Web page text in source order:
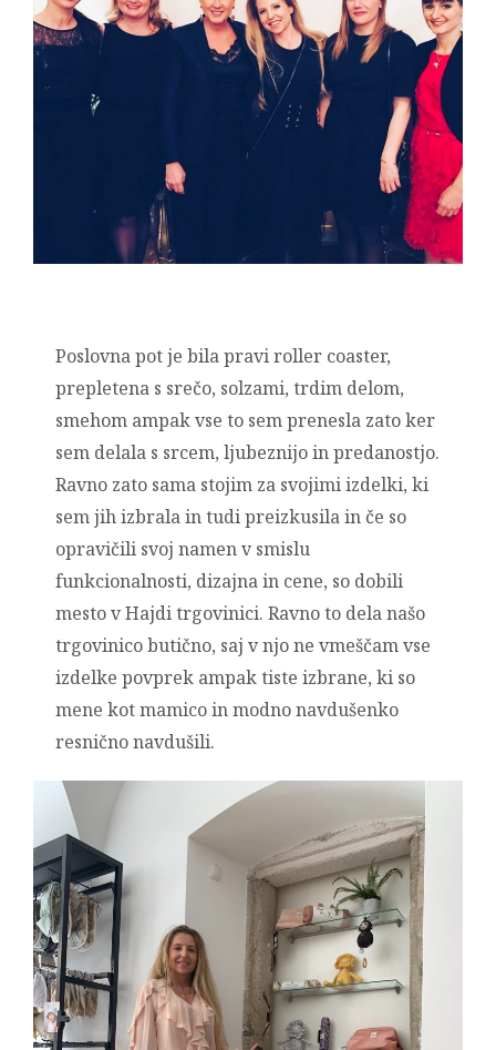
Poslovna pot je bila pravi roller coaster,
prepletena s srečo, solzami, trdim delom,
smehom ampak vse to sem prenesla zato ker
sem delala s srcem, ljubeznijo in predanostjo.
Ravno zato sama stojim za svojimi izdelki, ki
sem jih izbrala in tudi preizkusila in če so
opravičili svoj namen v smislu
funkcionalnosti, dizajna in cene, so dobili
mesto v Hajdi trgovinici. Ravno to dela našo
trgovinico butično, saj v njo ne vmeščam vse
izdelke povprek ampak tiste izbrane, ki so
mene kot mamico in modno navdušenko
resnično navdušili.